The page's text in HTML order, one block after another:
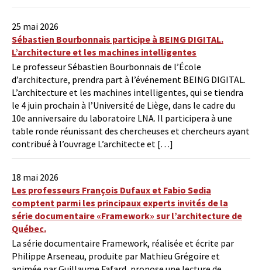
25 mai 2026
Sébastien Bourbonnais participe à BEING DIGITAL.
L’architecture et les machines intelligentes
Le professeur Sébastien Bourbonnais de l’École
d’architecture, prendra part à l’événement BEING DIGITAL.
L’architecture et les machines intelligentes, qui se tiendra
le 4 juin prochain à l’Université de Liège, dans le cadre du
10e anniversaire du laboratoire LNA. Il participera à une
table ronde réunissant des chercheuses et chercheurs ayant
contribué à l’ouvrage L’architecte et […]
18 mai 2026
Les professeurs François Dufaux et Fabio Sedia
comptent parmi les principaux experts invités de la
série documentaire «Framework» sur l’architecture de
Québec.
La série documentaire Framework, réalisée et écrite par
Philippe Arseneau, produite par Mathieu Grégoire et